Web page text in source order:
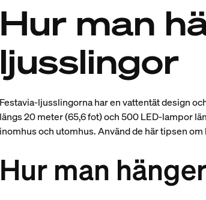
Hur man
ljusslingor
Festavia-ljusslingorna har en vattentät design
längs 20 meter (65,6 fot) och 500 LED-lampor
inomhus och utomhus. Använd de här tipsen
Hur man